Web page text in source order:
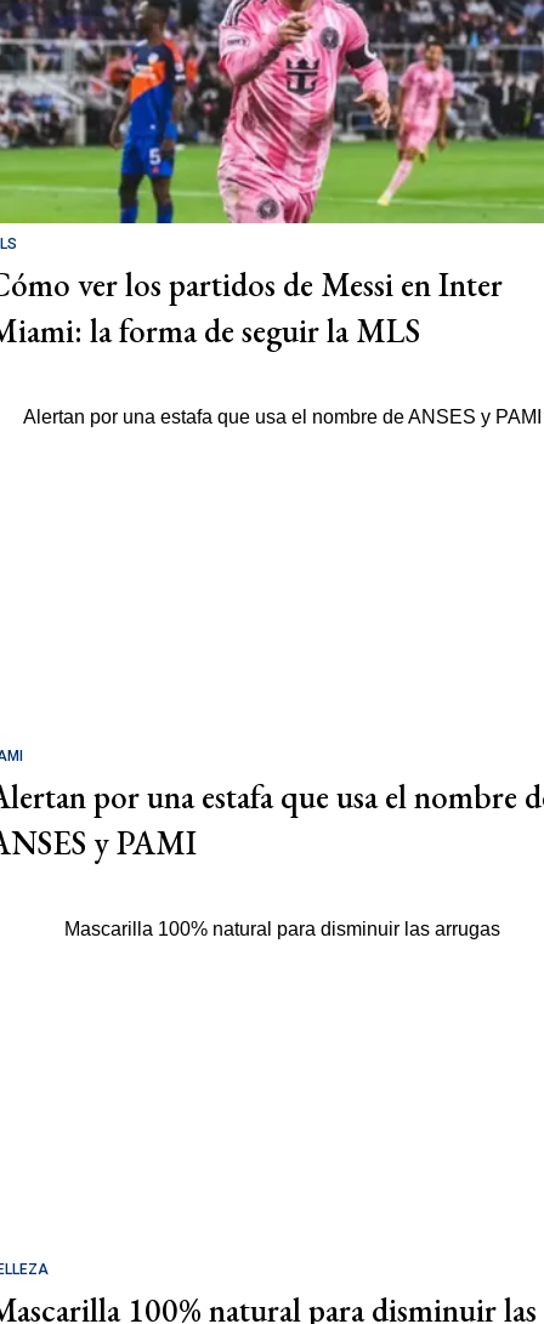
ver los partidos de Messi en Inter
la forma de seguir la MLS
por una estafa que usa el nombre
y PAMI
100% natural para disminuir las